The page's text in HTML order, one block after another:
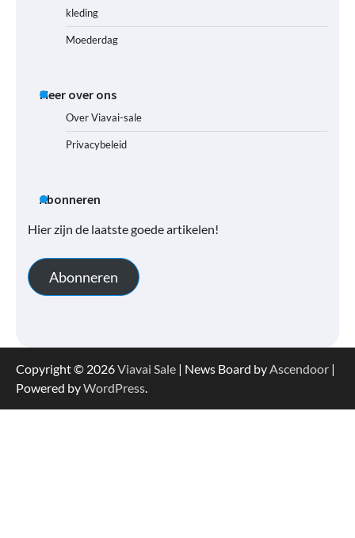
kleding
Moederdag
Meer over ons
Over Viavai-sale
Privacybeleid
Abonneren
Hier zijn de laatste goede artikelen!
Abonneren
Copyright © 2026Viavai Sale | News Board by Ascendoor |
Powered byWordPress